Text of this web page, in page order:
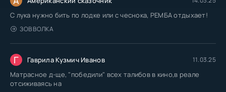
С лука нужно бить по лодке или с чеснока, РЕМБА отдыхает!
ЗОВ ВОЛКА
Г Гаврила Кузмич Иванов 11.03.25
Матрасное д-ще, "победили" всех талибов в кино,в реале
отсиживаясь на